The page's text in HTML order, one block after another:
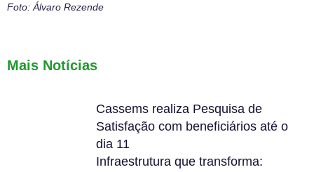
Foto: Álvaro Rezende
Mais Notícias
Cassems realiza Pesquisa de
Satisfação com beneficiários até o
dia 11
Infraestrutura que transforma: